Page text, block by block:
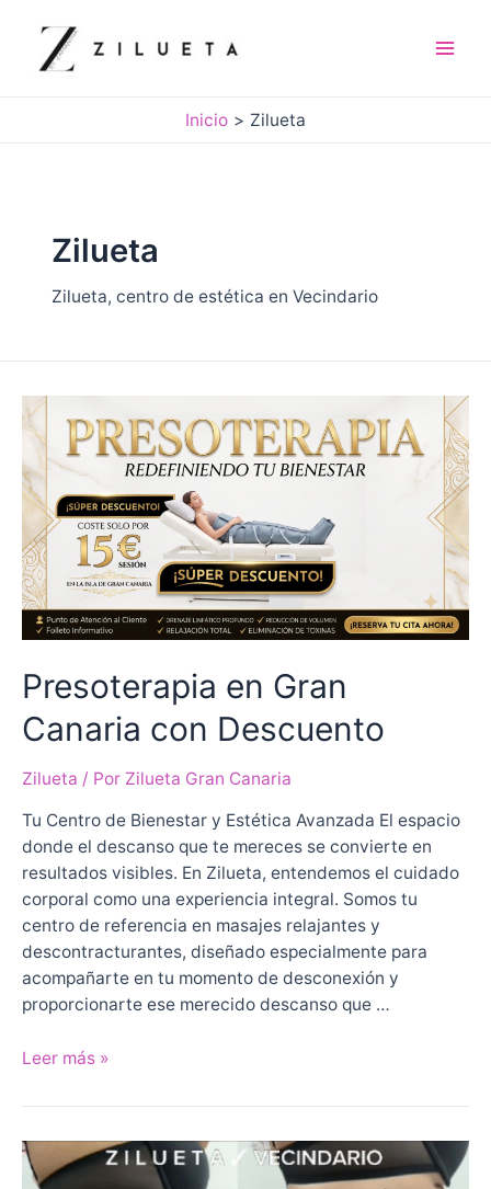
contenido
Inicio Zilueta
Zilueta
Zilueta, centro de estética en Vecindario
Presoterapia en Gran
Canaria con Descuento
Zilueta / Por Zilueta Gran Canaria
Tu Centro de Bienestar y Estética Avanzada El espacio
donde el descanso que te mereces se convierte en
resultados visibles. En Zilueta, entendemos el cuidado
corporal como una experiencia integral. Somos tu
centro de referencia en masajes relajantes y
descontracturantes, diseñado especialmente para
acompañarte en tu momento de desconexión y
proporcionarte ese merecido descanso que …
Presoterapia
Gran
Canaria
con
Leer más »